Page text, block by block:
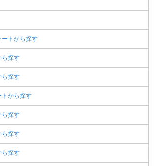
ートから探す
ら探す
ら探す
トから探す
ら探す
ら探す
ら探す